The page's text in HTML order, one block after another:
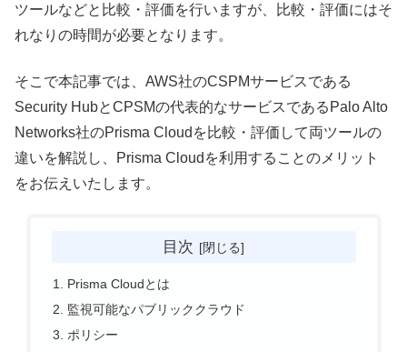
ツールなどと比較・評価を行いますが、比較・評価にはそ
れなりの時間が必要となります。
そこで本記事では、AWS社のCSPMサービスである
Security HubとCPSMの代表的なサービスであるPalo Alto
Networks社のPrisma Cloudを比較・評価して両ツールの
違いを解説し、Prisma Cloudを利用することのメリット
をお伝えいたします。
目次
Prisma Cloudとは
監視可能なパブリッククラウド
ポリシー